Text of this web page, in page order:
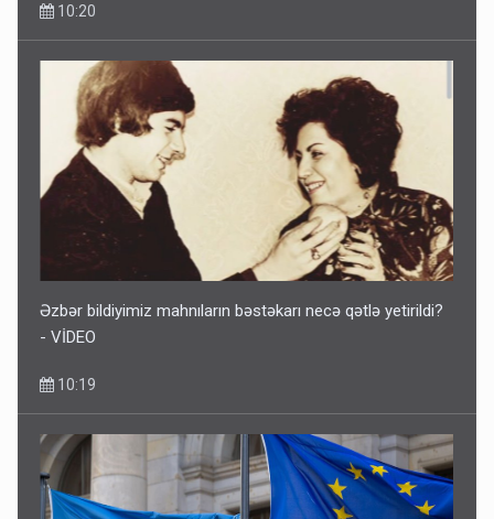
10:20
Əzbər bildiyimiz mahnıların bəstəkarı necə qətlə yetirildi?
- VİDEO
10:19